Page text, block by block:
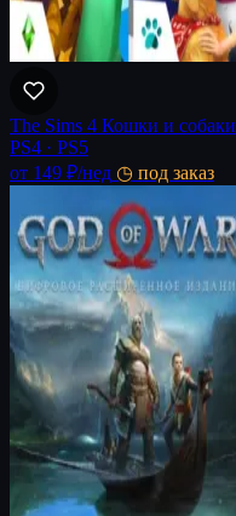
The Sims 4 Кошки и собаки
PS4 · PS5
от 149 ₽/нед ◷ под заказ